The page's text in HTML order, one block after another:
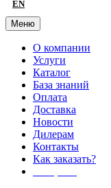
EN
Меню
О компании
Услуги
Каталог
База знаний
Оплата
Доставка
Новости
Дилерам
Контакты
Как заказать?